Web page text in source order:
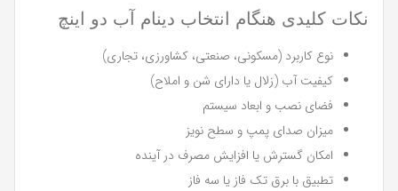
نکات کلیدی هنگام انتخاب دینام آب دو اینچ
نوع کاربرد (مسکونی، صنعتی، کشاورزی، تجاری)
کیفیت آب (زلال یا دارای شن و املاح)
فضای نصب و ابعاد سیستم
میزان صدای پمپ و سطح نویز
امکان گسترش یا افزایش مصرف در آینده
تطبیق با برق تک فاز یا سه فاز